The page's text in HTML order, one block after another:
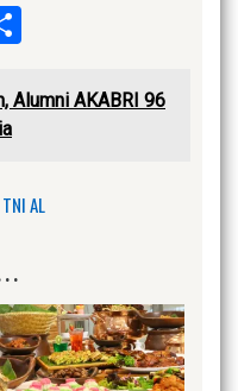
Alumni AKABRI 96
TNI AL